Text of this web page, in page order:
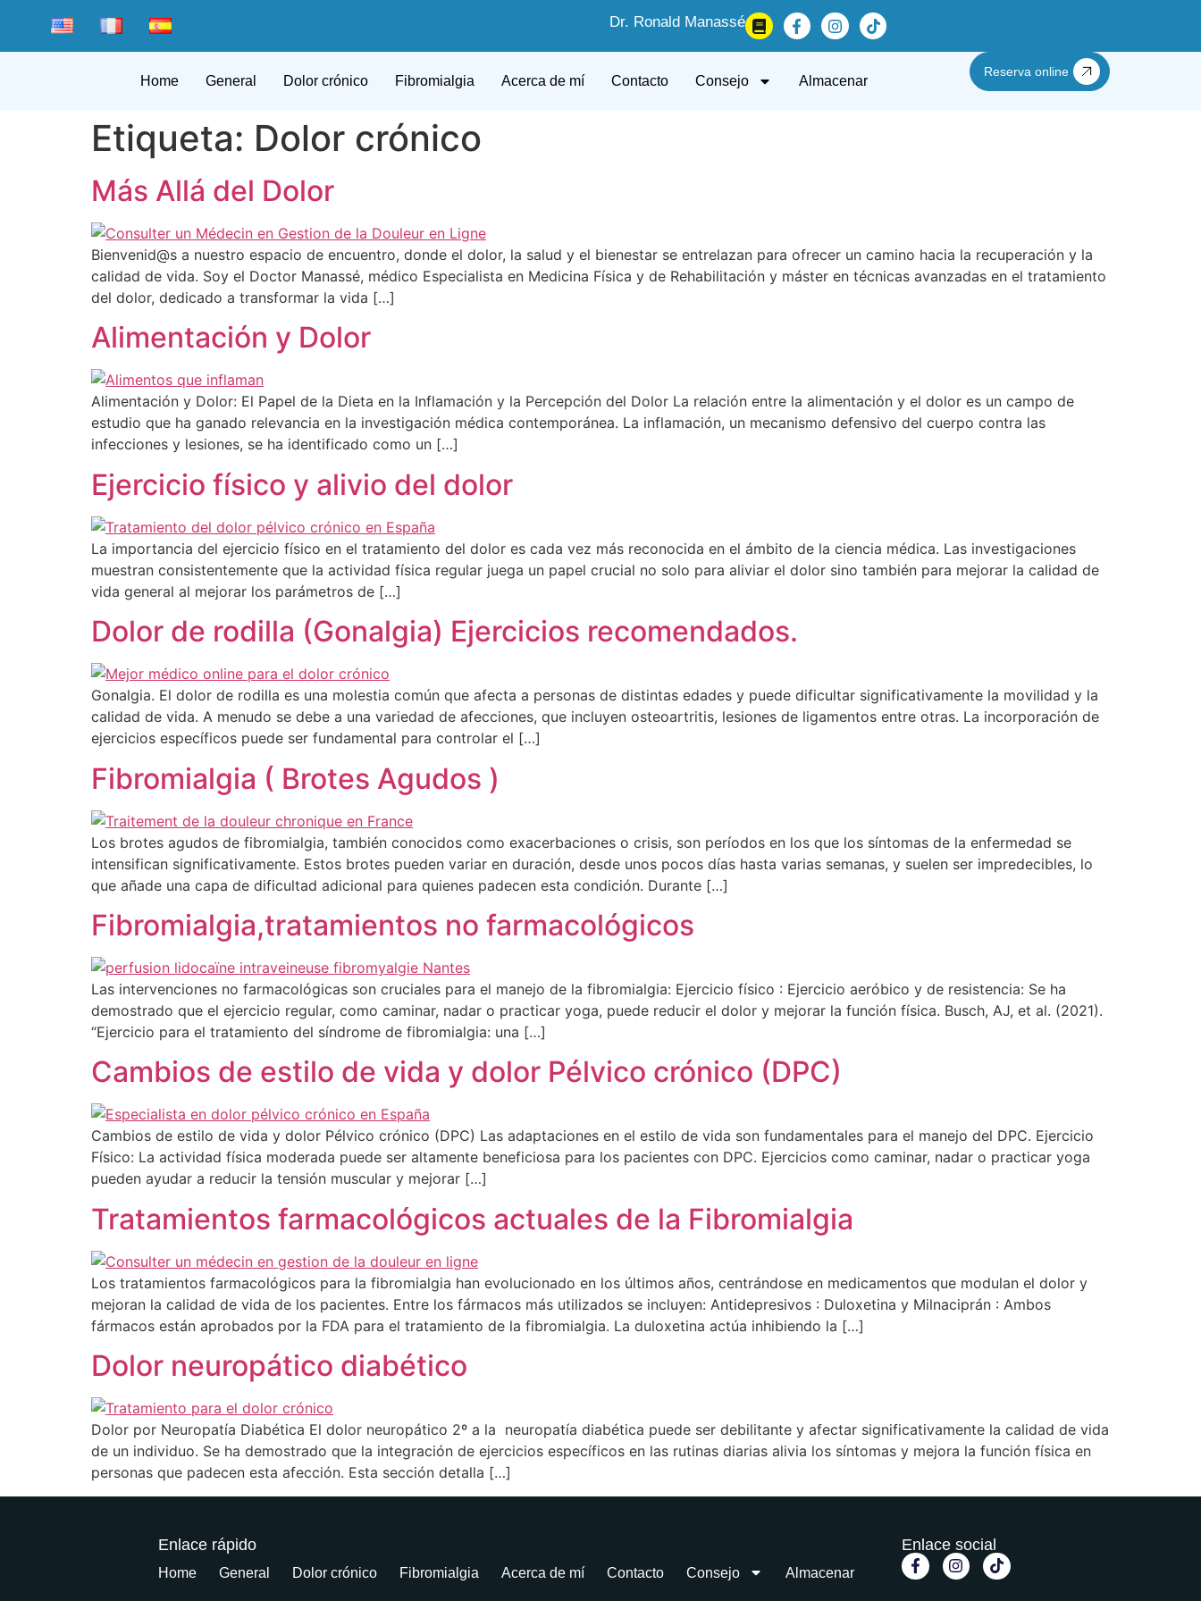
Dr. Ronald Manassé
Home General Dolor crónico Fibromialgia Acerca de mí Contacto Consejo Almacenar
Reserva online
Etiqueta: Dolor crónico
Más Allá del Dolor
Bienvenid@s a nuestro espacio de encuentro, donde el dolor, la salud y el bienestar se entrelazan para ofrecer un camino hacia la recuperación y la
calidad de vida. Soy el Doctor Manassé, médico Especialista en Medicina Física y de Rehabilitación y máster en técnicas avanzadas en el tratamiento
del dolor, dedicado a transformar la vida […]
Alimentación y Dolor
Alimentación y Dolor: El Papel de la Dieta en la Inflamación y la Percepción del Dolor La relación entre la alimentación y el dolor es un campo de
estudio que ha ganado relevancia en la investigación médica contemporánea. La inflamación, un mecanismo defensivo del cuerpo contra las
infecciones y lesiones, se ha identificado como un […]
Ejercicio físico y alivio del dolor
La importancia del ejercicio físico en el tratamiento del dolor es cada vez más reconocida en el ámbito de la ciencia médica. Las investigaciones
muestran consistentemente que la actividad física regular juega un papel crucial no solo para aliviar el dolor sino también para mejorar la calidad de
vida general al mejorar los parámetros de […]
Dolor de rodilla (Gonalgia) Ejercicios recomendados.
Gonalgia. El dolor de rodilla es una molestia común que afecta a personas de distintas edades y puede dificultar significativamente la movilidad y la
calidad de vida. A menudo se debe a una variedad de afecciones, que incluyen osteoartritis, lesiones de ligamentos entre otras. La incorporación de
ejercicios específicos puede ser fundamental para controlar el […]
Fibromialgia ( Brotes Agudos )
Los brotes agudos de fibromialgia, también conocidos como exacerbaciones o crisis, son períodos en los que los síntomas de la enfermedad se
intensifican significativamente. Estos brotes pueden variar en duración, desde unos pocos días hasta varias semanas, y suelen ser impredecibles, lo
que añade una capa de dificultad adicional para quienes padecen esta condición. Durante […]
Fibromialgia,tratamientos no farmacológicos
Las intervenciones no farmacológicas son cruciales para el manejo de la fibromialgia: Ejercicio físico : Ejercicio aeróbico y de resistencia: Se ha
demostrado que el ejercicio regular, como caminar, nadar o practicar yoga, puede reducir el dolor y mejorar la función física. Busch, AJ, et al. (2021).
“Ejercicio para el tratamiento del síndrome de fibromialgia: una […]
Cambios de estilo de vida y dolor Pélvico crónico (DPC)
Cambios de estilo de vida y dolor Pélvico crónico (DPC) Las adaptaciones en el estilo de vida son fundamentales para el manejo del DPC. Ejercicio
Físico: La actividad física moderada puede ser altamente beneficiosa para los pacientes con DPC. Ejercicios como caminar, nadar o practicar yoga
pueden ayudar a reducir la tensión muscular y mejorar […]
Tratamientos farmacológicos actuales de la Fibromialgia
Los tratamientos farmacológicos para la fibromialgia han evolucionado en los últimos años, centrándose en medicamentos que modulan el dolor y
mejoran la calidad de vida de los pacientes. Entre los fármacos más utilizados se incluyen: Antidepresivos : Duloxetina y Milnaciprán : Ambos
fármacos están aprobados por la FDA para el tratamiento de la fibromialgia. La duloxetina actúa inhibiendo la […]
Dolor neuropático diabético
Dolor por Neuropatía Diabética El dolor neuropático 2º a la neuropatía diabética puede ser debilitante y afectar significativamente la calidad de vida
de un individuo. Se ha demostrado que la integración de ejercicios específicos en las rutinas diarias alivia los síntomas y mejora la función física en
personas que padecen esta afección. Esta sección detalla […]
Enlace rápido
Home General Dolor crónico Fibromialgia Acerca de mí Contacto Consejo Almacenar
Enlace social